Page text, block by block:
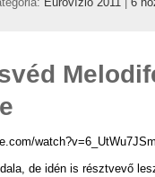
de idén is résztvevő